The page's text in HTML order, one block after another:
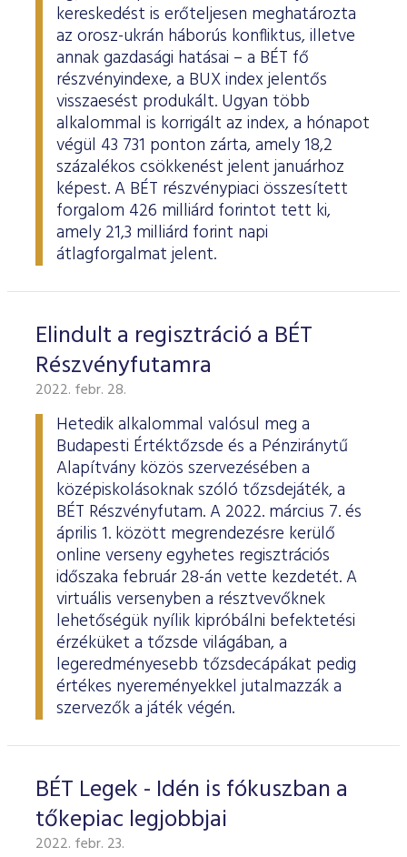
ESG Útmutató
kereskedést is erőteljesen meghatározta
az orosz-ukrán háborús konfliktus, illetve
annak gazdasági hatásai – a BÉT fő
részvényindexe, a BUX index jelentős
visszaesést produkált. Ugyan több
alkalommal is korrigált az index, a hónapot
végül 43 731 ponton zárta, amely 18,2
százalékos csökkenést jelent januárhoz
képest. A BÉT részvénypiaci összesített
forgalom 426 milliárd forintot tett ki,
amely 21,3 milliárd forint napi
átlagforgalmat jelent.
Elindult a regisztráció a BÉT
Részvényfutamra
2022. febr. 28.
Hetedik alkalommal valósul meg a
Budapesti Értéktőzsde és a Pénziránytű
Alapítvány közös szervezésében a
középiskolásoknak szóló tőzsdejáték, a
BÉT Részvényfutam. A 2022. március 7. és
április 1. között megrendezésre kerülő
online verseny egyhetes regisztrációs
időszaka február 28-án vette kezdetét. A
virtuális versenyben a résztvevőknek
lehetőségük nyílik kipróbálni befektetési
érzéküket a tőzsde világában, a
legeredményesebb tőzsdecápákat pedig
értékes nyereményekkel jutalmazzák a
szervezők a játék végén.
BÉT Legek - Idén is fókuszban a
tőkepiac legjobbjai
2022. febr. 23.